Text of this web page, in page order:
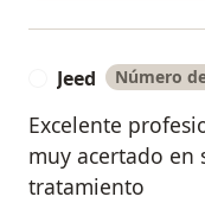
Jeed Número
Excelente
muy acertado en
tratamiento